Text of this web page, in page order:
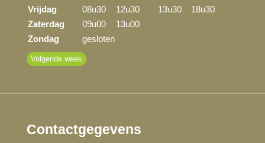
Vrijdag
08u30 12u30 13u30
18u30
Zaterdag
09u00
13u00
Zondag
gesloten
Volgende week
Contactgegevens